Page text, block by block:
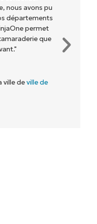
plus
gagne."
Flash